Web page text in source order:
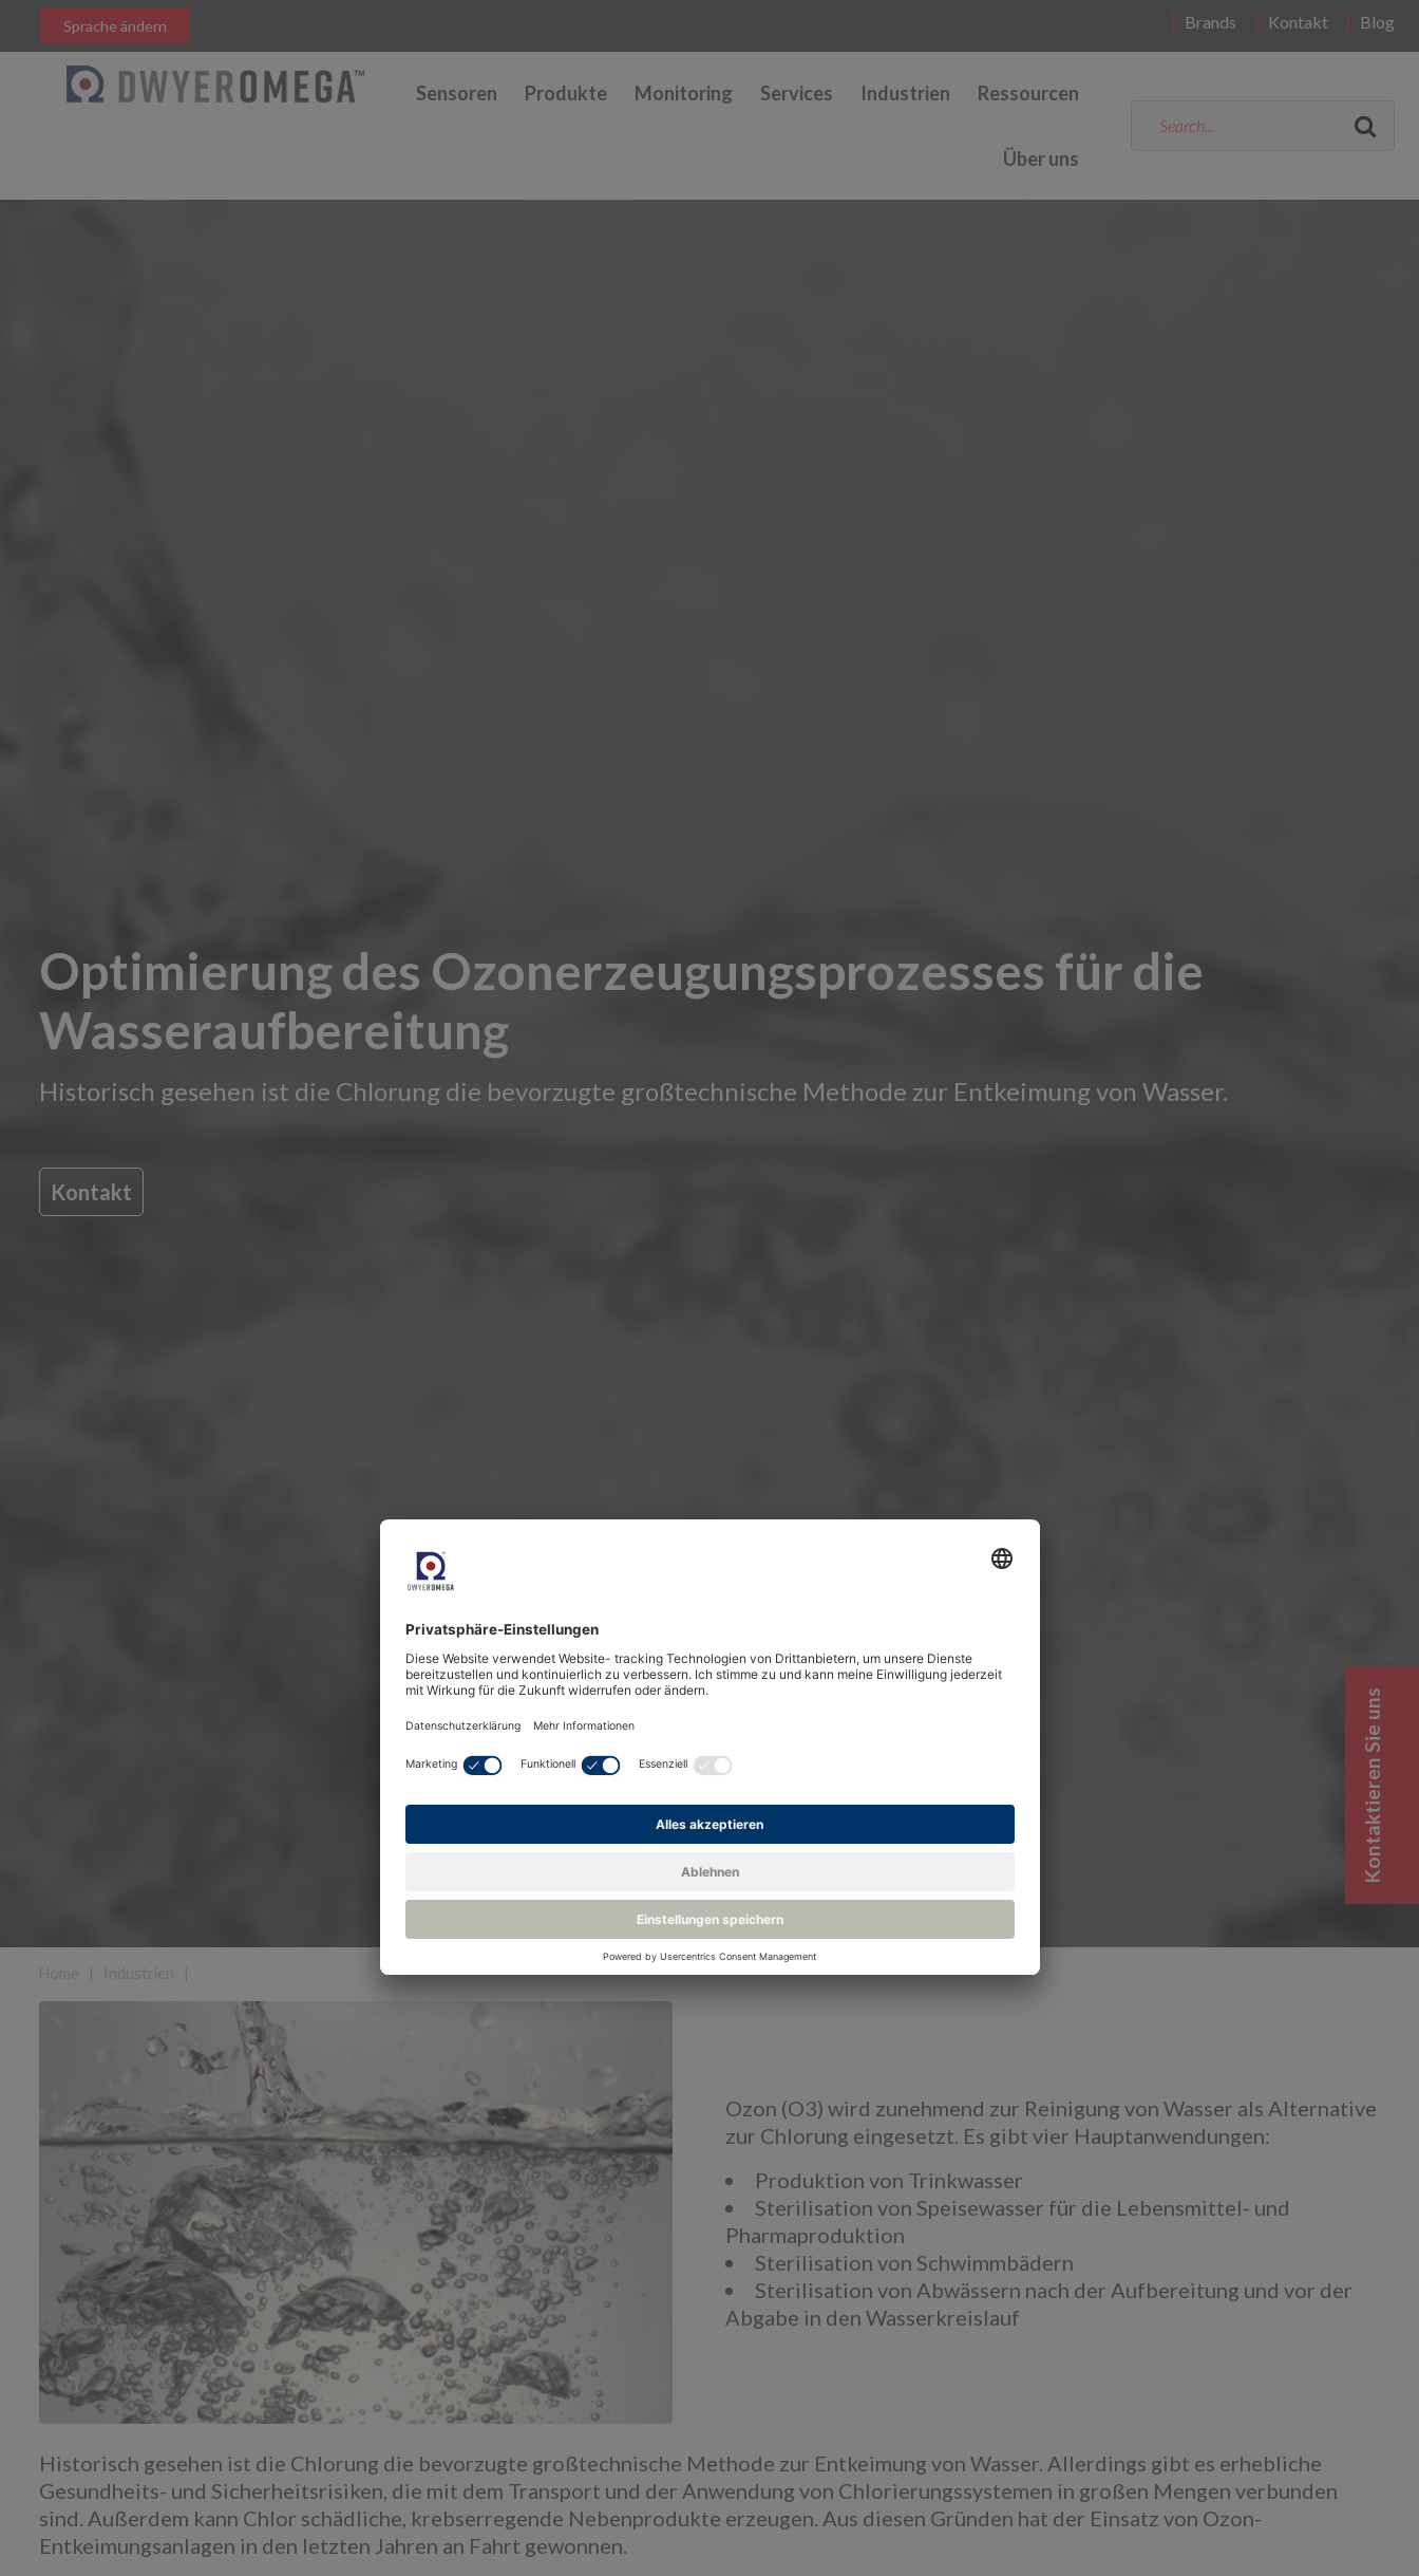
Brands Kontakt Blog
Sprache ändern
Sensoren Produkte Monitoring Services Industrien Ressourcen
Über uns
Optimierung des Ozonerzeugungsprozesses für die
Wasseraufbereitung
Historisch gesehen ist die Chlorung die bevorzugte großtechnische Methode zur Entkeimung von Wasser.
Kontakt
Ozon (O3) wird zunehmend zur Reinigung von Wasser als Alternative
zur Chlorung eingesetzt. Es gibt vier Hauptanwendungen:
Produktion von Trinkwasser
Sterilisation von Speisewasser für die Lebensmittel- und
Pharmaproduktion
Sterilisation von Schwimmbädern
Sterilisation von Abwässern nach der Aufbereitung und vor der
Abgabe in den Wasserkreislauf
Historisch gesehen ist die Chlorung die bevorzugte großtechnische Methode zur Entkeimung von Wasser. Allerdings gibt es erhebliche
Gesundheits- und Sicherheitsrisiken, die mit dem Transport und der Anwendung von Chlorierungssystemen in großen Mengen verbunden
sind. Außerdem kann Chlor schädliche, krebserregende Nebenprodukte erzeugen. Aus diesen Gründen hat der Einsatz von Ozon-
Entkeimungsanlagen in den letzten Jahren an Fahrt gewonnen.
Kontaktieren Sie uns